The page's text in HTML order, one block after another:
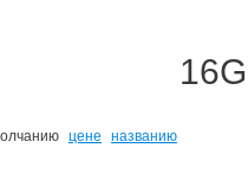
цене названию